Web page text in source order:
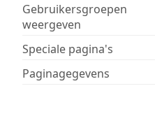
Gebruikersgroepen
weergeven
Speciale pagina's
Paginagegevens